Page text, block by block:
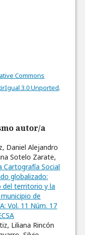
Commons
3.0 Unported.
autor/a
Daniel Alejandro
Sotelo Zarate,
Cartografía Social
globalizado:
del territorio y la
de
Vol. 11 Núm. 17
Liliana Rincón